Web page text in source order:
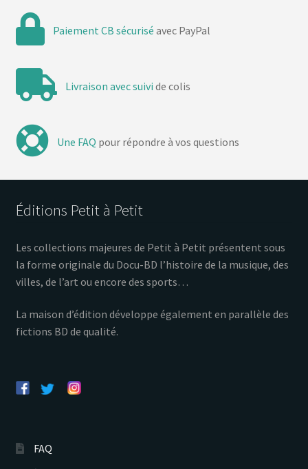
Paiement CB sécurisé avec PayPal
Livraison avec suivi de colis
Une FAQ pour répondre à vos questions
Éditions Petit à Petit
Les collections majeures de Petit à Petit présentent sous
la forme originale du Docu-BD l’histoire de la musique, des
villes, de l’art ou encore des sports…
La maison d’édition développe également en parallèle des
fictions BD de qualité.
FAQ